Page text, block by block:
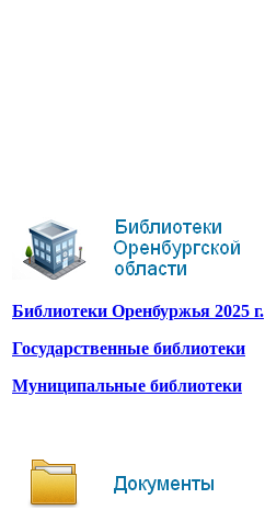
Библиотеки Оренбуржья 2025 г.
Государственные библиотеки
Муниципальные библиотеки